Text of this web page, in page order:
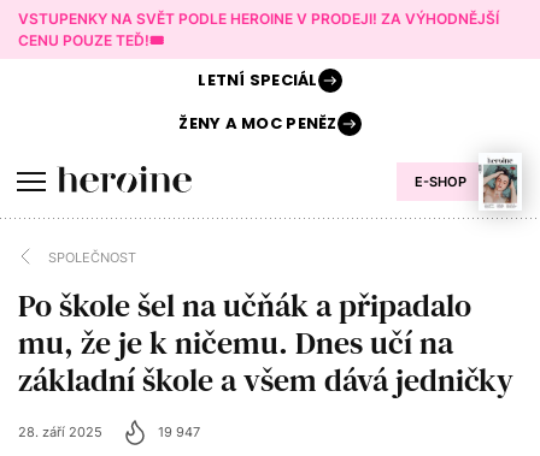
VSTUPENKY NA SVĚT PODLE HEROINE V PRODEJI! ZA VÝHODNĚJŠÍ
CENU POUZE TEĎ!🎟️
E-SHOP
LETNÍ SPECIÁL
ŽENY AMOC PENĚZ
SPOLEČNOST
Po škole šel na učňák a připadalo
mu, že je k ničemu. Dnes učí na
základní škole a všem dává jedničky
28. září 2025 19 947